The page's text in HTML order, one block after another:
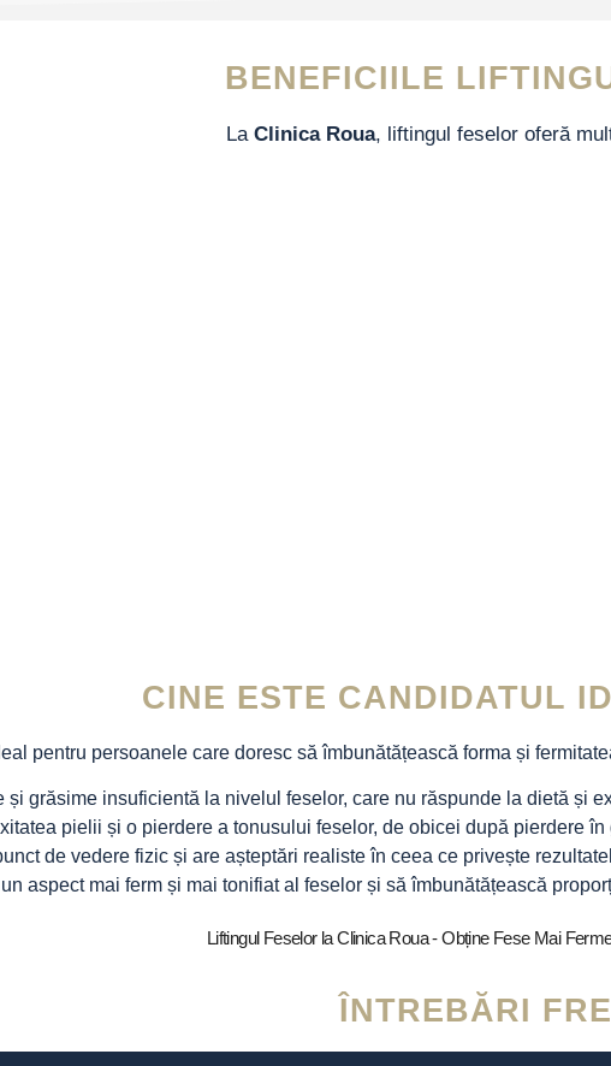
BENEFICIILE
La Clinica Roua, liftingul feselor oferă
CINE ESTE CANDIDATUL
pentru persoanele care doresc să îmbunătățească forma și
și grăsime insuficientă la nivelul feselor, care nu răspunde la dietă și
pielii și o pierdere a tonusului feselor, de obicei după pierdere
de vedere fizic și are așteptări realiste în ceea ce privește
aspect mai ferm și mai tonifiat al feselor și să îmbunătățească
ÎNTREBĂRI